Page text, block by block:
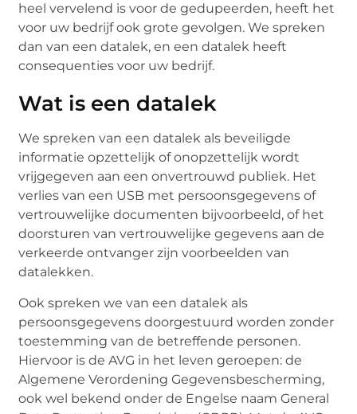
heel vervelend is voor de gedupeerden, heeft het
voor uw bedrijf ook grote gevolgen. We spreken
dan van een datalek, en een datalek heeft
consequenties voor uw bedrijf.
Wat is een datalek
We spreken van een datalek als beveiligde
informatie opzettelijk of onopzettelijk wordt
vrijgegeven aan een onvertrouwd publiek. Het
verlies van een USB met persoonsgegevens of
vertrouwelijke documenten bijvoorbeeld, of het
doorsturen van vertrouwelijke gegevens aan de
verkeerde ontvanger zijn voorbeelden van
datalekken.
Ook spreken we van een datalek als
persoonsgegevens doorgestuurd worden zonder
toestemming van de betreffende personen.
Hiervoor is de AVG in het leven geroepen: de
Algemene Verordening Gegevensbescherming,
ook wel bekend onder de Engelse naam General